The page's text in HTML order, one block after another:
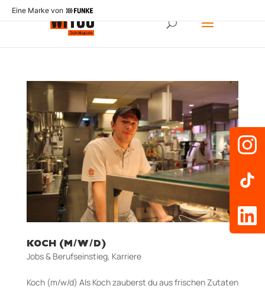
Eine Marke von
KOCH (M/W/D)
Jobs & Berufseinstieg, Karriere
Koch (m/w/d) Als Koch zauberst du aus frischen Zutaten